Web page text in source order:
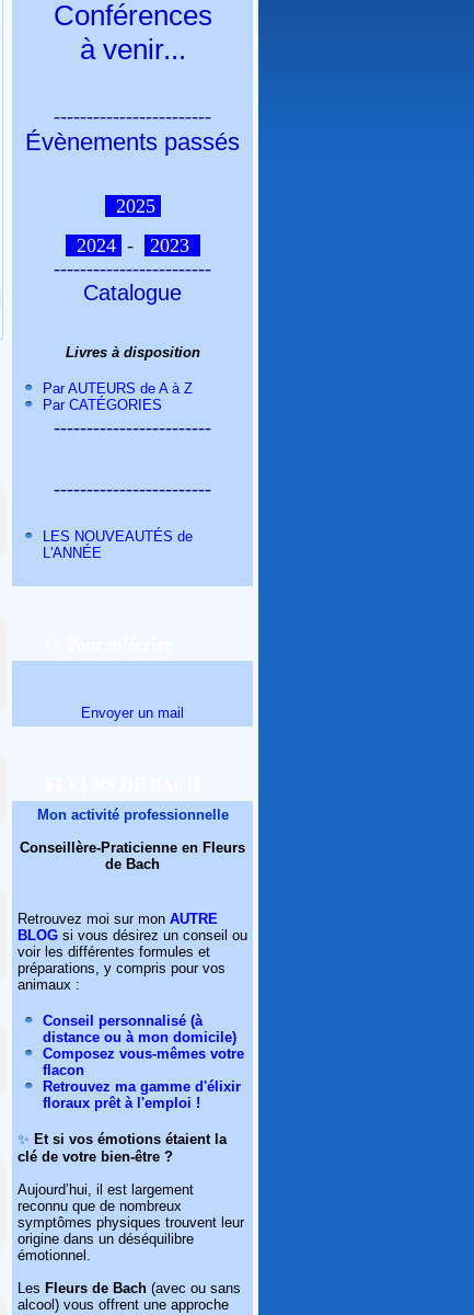
Conférences
à venir...
------------------------
Évènements passés
2025
2024 -
2023
------------------------
Catalogue
Livres à disposition
Par AUTEURS de A à Z
Par CATÉGORIES
------------------------
------------------------
LES NOUVEAUTÉS de
L'ANNÉE
Envoyer un mail
Mon activité professionnelle
Conseillère-Praticienne en Fleurs
de Bach
Retrouvez moi sur mon AUTRE
BLOG si vous désirez un conseil ou
voir les différentes formules et
préparations, y compris pour vos
animaux :
Conseil personnalisé (à
distance ou à mon domicile)
Composez vous-mêmes votre
flacon
Retrouvez ma gamme d'élixir
floraux prêt à l'emploi !
✨ Et si vos émotions étaient la
clé de votre bien-être ?
Aujourd’hui, il est largement
reconnu que de nombreux
symptômes physiques trouvent leur
origine dans un déséquilibre
émotionnel.
Les Fleurs de Bach (avec ou sans
alcool) vous offrent une approche